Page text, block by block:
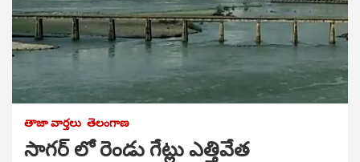
తాజా వార్తలు తెలంగాణ
సాగర్ లో రెండు గేట్లు ఎత్తివేత